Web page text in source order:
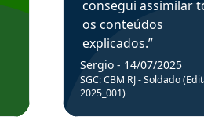
consegui assimilar
os conteúdos
explicados.”
Sergio - 14/07/2025
SGC: CBM RJ - Soldado
2025_001)